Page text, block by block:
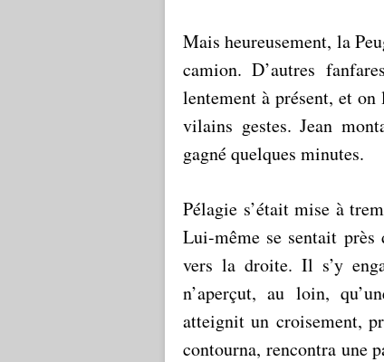
Mais heureusement, la
camion. D’autres
lentement à présent, et
vilains gestes. Jean
gagné quelques minutes.
Pélagie s’était mise à
Lui-même se sentait
vers la droite. Il s’y
n’aperçut, au loin,
atteignit un croisement,
contourna, rencontra une